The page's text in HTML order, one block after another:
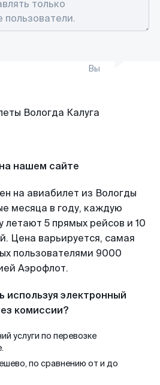
Вы
нашем сайте
на авиабилет из Вологды
месяца в году, каждую
5 прямых рейсов и 10
Цена варьируется, самая
пользователями 9000
Аэрофлот.
используя электронный
комиссии?
услуги по перевозке
по сравнению от и до